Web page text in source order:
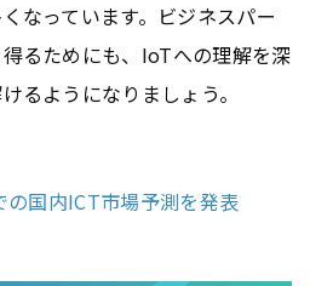
なっています。ビジネスパー
るためにも、IoTへの理解を深
るようになりましょう。
国内ICT市場予測を発表